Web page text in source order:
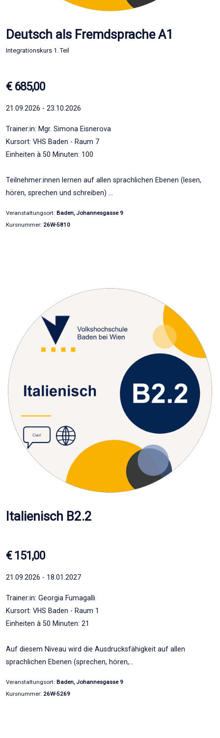
Deutsch als Fremdsprache A1
Integrationskurs 1. Teil
€ 685,00
21.09.2026 - 23.10.2026
Trainer:in: Mgr. Simona Eisnerova
Kursort: VHS Baden - Raum 7
Einheiten à 50 Minuten: 100
Teilnehmer:innen lernen auf allen sprachlichen Ebenen (lesen,
hören, sprechen und schreiben) …
Veranstaltungsort: Baden, Johannesgasse 9
Kursnummer: 26W-5810
Italienisch B2.2
€ 151,00
21.09.2026 - 18.01.2027
Trainer:in: Georgia Fumagalli
Kursort: VHS Baden - Raum 1
Einheiten à 50 Minuten: 21
Auf diesem Niveau wird die Ausdrucksfähigkeit auf allen
sprachlichen Ebenen (sprechen, hören,…
Veranstaltungsort: Baden, Johannesgasse 9
Kursnummer: 26W-5269